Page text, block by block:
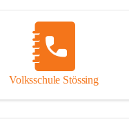
Volksschule Stössing